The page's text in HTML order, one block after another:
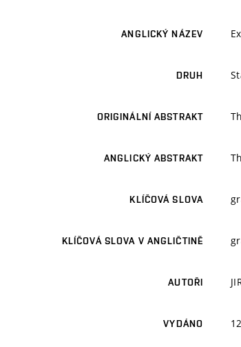
ANGLICKÝ NÁZEV
DRUH
ORIGINÁLNÍ ABSTRAKT
ANGLICKÝ ABSTRAKT
KLÍČOVÁ SLOVA
KLÍČOVÁ SLOVA V ANGLIČTINĚ
AUTOŘI
VYDÁNO